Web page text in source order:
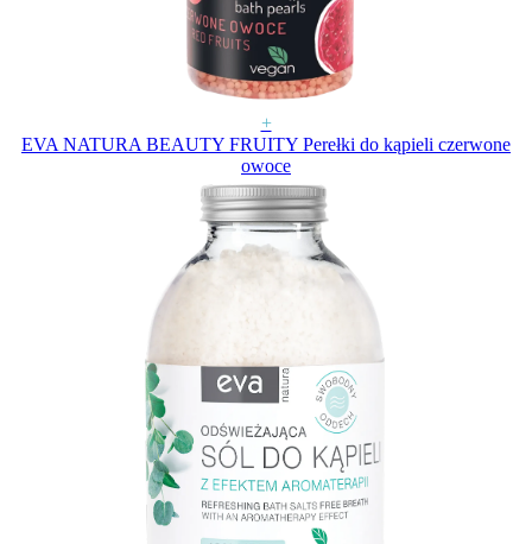
+
EVA NATURA BEAUTY FRUITY Perełki do kąpieli czerwone
owoce